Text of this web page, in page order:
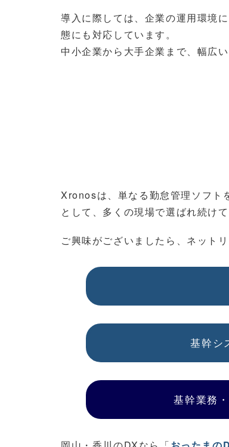
導入に際しては、企業の運用環境
態にも対応しています。
中小企業から大手企業まで、幅広
Xronosは、単なる勤怠管理ソフト
として、多くの現場で選ばれ続けて
ご興味がございましたら、ネット
基幹シ
基幹業務